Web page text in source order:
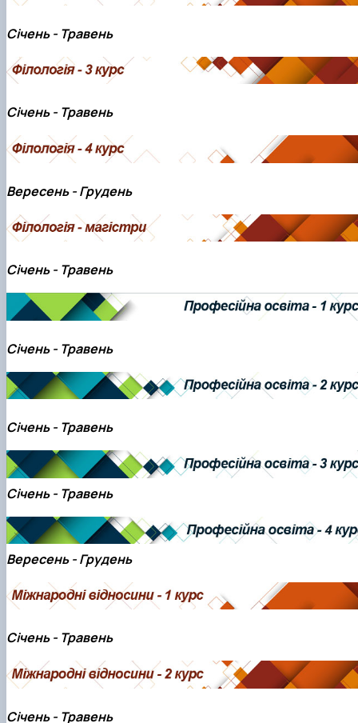
Січень - Травень
Січень - Травень
Вересень - Грудень
Січень - Травень
Січень - Травень
Січень - Травень
Січень - Травень
Вересень - Грудень
Січень - Травень
Січень - Травень